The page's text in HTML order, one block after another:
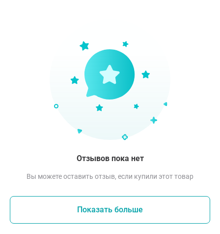
Отзывов пока нет
Вы можете оставить отзыв, если купили этот товар
Показать больше